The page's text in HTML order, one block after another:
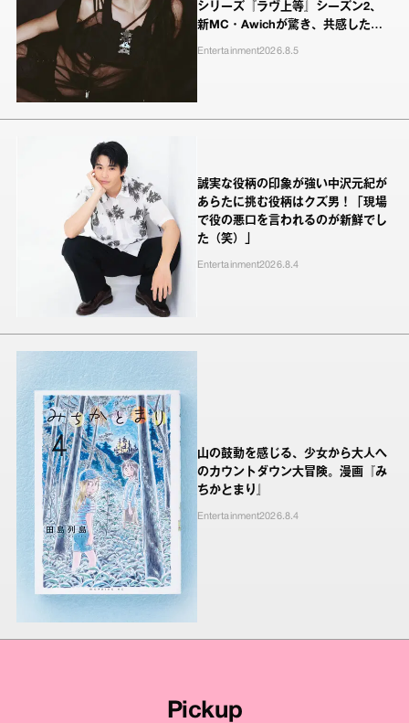
シリーズ『ラヴ上等』シーズン2、
新MC・Awichが驚き、共感したヤ
Entertainment2026.8.5
誠実な役柄の印象が強い中沢元紀が
あらたに挑む役柄はクズ男！「現場
で役の悪口を言われるのが新鮮でし
た（笑）」
Entertainment2026.8.4
山の鼓動を感じる、少女から大人へ
のカウントダウン大冒険。漫画『み
ちかとまり』
Entertainment2026.8.4
Pickup